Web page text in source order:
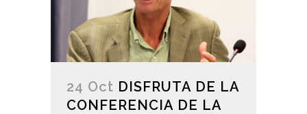
24 Oct DISFRUTA DE LA
CONFERENCIA DE LA